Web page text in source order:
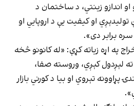
او اندازو زینتي، د ساختمان د
او کیفیت یې د اروپايي او
برابر دی».
په اړه زیاته کړې: «له کانونو څخه
لېږدول کېږي، وروسته صفا،
تېروي او بیا د کورني بازار